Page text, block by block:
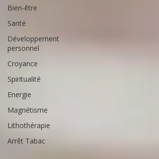
Bien-être
Santé
Développement
personnel
Croyance
Spiritualité
Energie
Magnétisme
Lithothérapie
Arrêt Tabac